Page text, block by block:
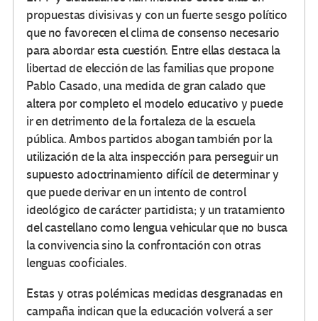
propuestas divisivas y con un fuerte sesgo político
que no favorecen el clima de consenso necesario
para abordar esta cuestión. Entre ellas destaca la
libertad de elección de las familias que propone
Pablo Casado, una medida de gran calado que
altera por completo el modelo educativo y puede
ir en detrimento de la fortaleza de la escuela
pública. Ambos partidos abogan también por la
utilización de la alta inspección para perseguir un
supuesto adoctrinamiento difícil de determinar y
que puede derivar en un intento de control
ideológico de carácter partidista; y un tratamiento
del castellano como lengua vehicular que no busca
la convivencia sino la confrontación con otras
lenguas cooficiales.
Estas y otras polémicas medidas desgranadas en
campaña indican que la educación volverá a ser